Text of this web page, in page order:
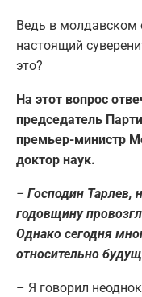
Ведь в молдавском
настоящий
это?
На этот вопрос
председатель
премьер-министр
доктор наук.
– Господин Тарлев,
годовщину
Однако сегодня
относительно
– Я говорил